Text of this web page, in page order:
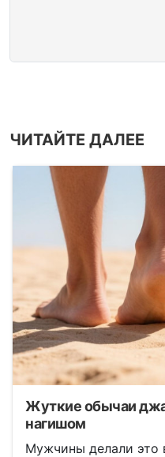
ЧИТАЙТЕ ДАЛЕЕ
Жуткие обычаи
нагишом
Мужчины делали это